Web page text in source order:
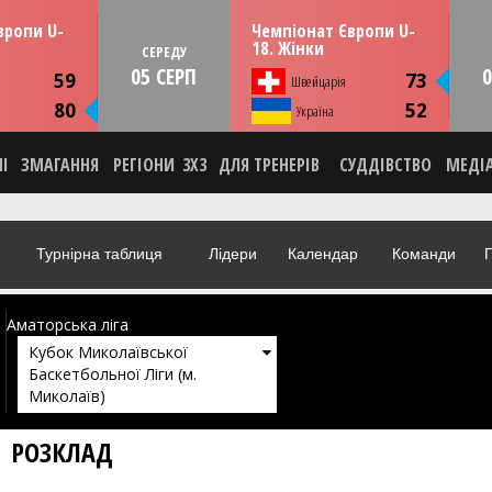
U-
59
80
13:30
СЕРЕДУ
05 СЕРП
Чемпіонат Європи U-
18. Жінки
Швейцарія 73
Україна 52
СЕРЕДУ 05 серпня 13:30
Тулча, Румунія
НОВИНА
ВІДЕО
ЗМАГАННЯ РЕГІОНИ 3X3 ДЛЯ ТРЕНЕРІВ СУДДІВСТВО
Турнірна таблиця Лідери Календар Команди
Аматорська ліга
Кубок Миколаївської
Баскетбольної Ліги (м.
Миколаїв)
РОЗКЛАД